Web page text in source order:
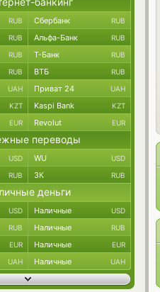
RUB Сбербанк RUB
RUB Альфа-Банк RUB
RUB Т-Банк RUB
RUB ВТБ RUB
UAH Приват 24 UAH
KZT Kaspi Bank KZT
EUR Revolut EUR
переводы
USD WU USD
RUB ЗК RUB
деньги
USD Наличные USD
RUB Наличные RUB
EUR Наличные EUR
UAH Наличные UAH